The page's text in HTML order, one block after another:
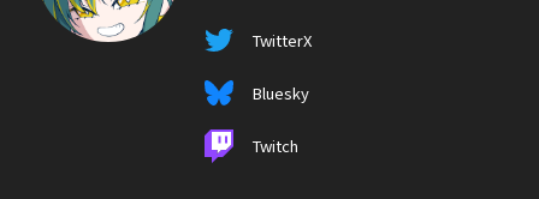
TwitterX
Bluesky
Twitch